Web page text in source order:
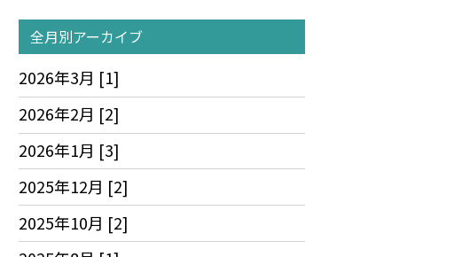
全月別アーカイブ
2026年3月 [1]
2026年2月 [2]
2026年1月 [3]
2025年12月 [2]
2025年10月 [2]